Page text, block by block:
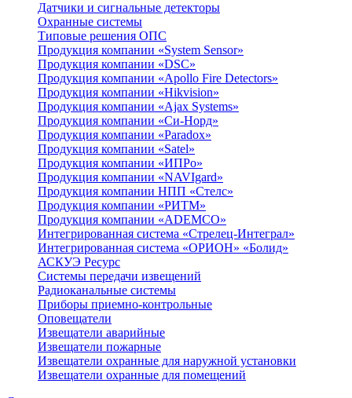
Датчики и сигнальные детекторы
Охранные системы
Типовые решения ОПС
Продукция компании «System Sensor»
Продукция компании «DSC»
Продукция компании «Apollo Fire Detectors»
Продукция компании «Hikvision»
Продукция компании «Ajax Systems»
Продукция компании «Си-Норд»
Продукция компании «Paradox»
Продукция компании «Satel»
Продукция компании «ИПРо»
Продукция компании «NAVIgard»
Продукция компании НПП «Стелс»
Продукция компании «РИТМ»
Продукция компании «ADEMCO»
Интегрированная система «Стрелец-Интеграл»
Интегрированная система «ОРИОН» «Болид»
АСКУЭ Ресурс
Системы передачи извещений
Радиоканальные системы
Приборы приемно-контрольные
Оповещатели
Извещатели аварийные
Извещатели пожарные
Извещатели охранные для наружной установки
Извещатели охранные для помещений